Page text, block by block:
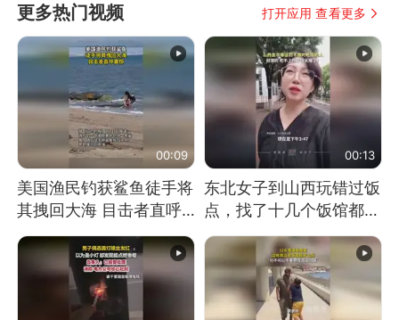
更多热门视频 打开应用 查看更多
00:09
美国渔民钓获鲨鱼徒手将
其拽回大海 目击者直呼
震惊 （视频来源：参考
消息）
00:13
东北女子到山西玩错过饭
点，找了十几个饭馆都没
开门：午休到几点